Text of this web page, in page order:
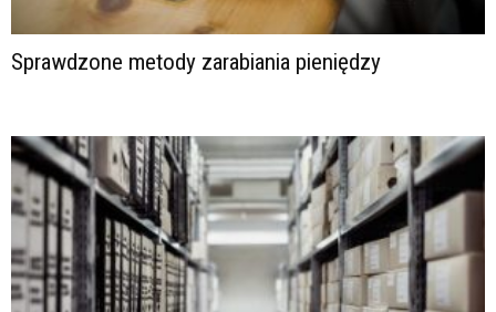
Sprawdzone metody zarabiania pieniędzy